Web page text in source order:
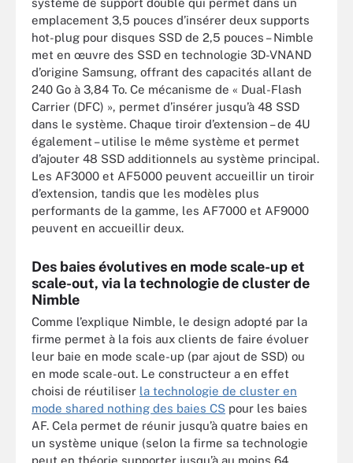
emplacement 3,5 pouces d’insérer deux supports
hot-plug pour disques SSD de 2,5 pouces – Nimble
met en œuvre des SSD en technologie 3D-VNAND
d’origine Samsung, offrant des capacités allant de
240 Go à 3,84 To. Ce mécanisme de « Dual-Flash
Carrier (DFC) », permet d’insérer jusqu’à 48 SSD
dans le système. Chaque tiroir d’extension – de 4U
également – utilise le même système et permet
d’ajouter 48 SSD additionnels au système principal.
Les AF3000 et AF5000 peuvent accueillir un tiroir
d’extension, tandis que les modèles plus
performants de la gamme, les AF7000 et AF9000
peuvent en accueillir deux.
Des baies évolutives en mode scale-up et
scale-out, via la technologie de cluster de
Nimble
Comme l’explique Nimble, le design adopté par la
firme permet à la fois aux clients de faire évoluer
leur baie en mode scale-up (par ajout de SSD) ou
en mode scale-out. Le constructeur a en effet
choisi de réutiliser la technologie de cluster en
mode shared nothing des baies CS pour les baies
AF. Cela permet de réunir jusqu’à quatre baies en
un système unique (selon la firme sa technologie
peut en théorie supporter jusqu’à au moins 64